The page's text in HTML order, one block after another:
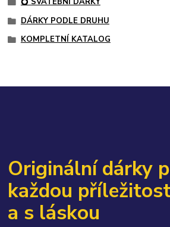
DÁRKY PODLE DRUHU
KOMPLETNÍ KATALOG
Originální dárky
každou
a s láskou